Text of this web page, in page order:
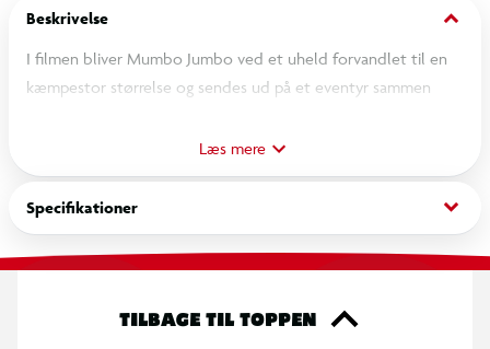
Beskrivelse keyboard_arrow_down
I filmen bliver Mumbo Jumbo ved et uheld forvandlet til en
kæmpestor størrelse og sendes ud på et eventyr sammen
tilbage til sin oprindelige form. Bamsen symboliserer ikke bare
Mumbo’s udseende, men også hans mod, hans rejse og hans
indre vækst – selv når han er blevet kæmpestor.
Læs mere
Specifikationer keyboard_arrow_down
TILBAGE TIL TOPPEN